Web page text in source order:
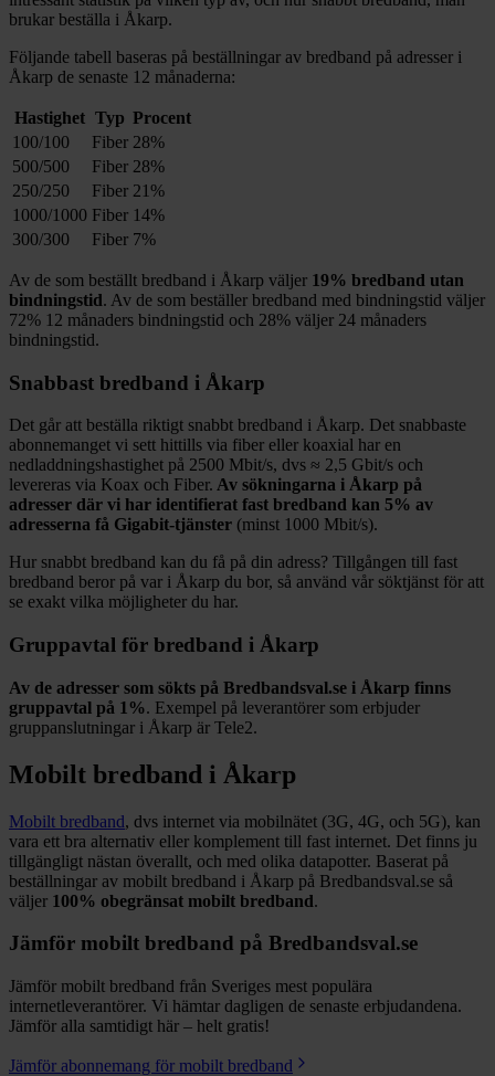
brukar beställa i Åkarp.
Följande tabell baseras på beställningar av bredband på adresser i
Åkarp de senaste 12 månaderna:
Hastighet Typ Procent
100/100
Fiber 28%
500/500
Fiber 28%
250/250
Fiber 21%
1000/1000 Fiber 14%
300/300
Fiber 7%
Av de som beställt bredband i Åkarp väljer 19% bredband utan
bindningstid. Av de som beställer bredband med bindningstid väljer
72% 12 månaders bindningstid och 28% väljer 24 månaders
bindningstid.
Snabbast bredband i Åkarp
Det går att beställa riktigt snabbt bredband i Åkarp. Det snabbaste
abonnemanget vi sett hittills via fiber eller koaxial har en
nedladdningshastighet på 2500 Mbit/s, dvs ≈ 2,5 Gbit/s och
levereras via Koax och Fiber. Av sökningarna i Åkarp på
adresser där vi har identifierat fast bredband kan 5% av
adresserna få Gigabit-tjänster (minst 1000 Mbit/s).
Hur snabbt bredband kan du få på din adress? Tillgången till fast
bredband beror på var i Åkarp du bor, så använd vår söktjänst för att
se exakt vilka möjligheter du har.
Gruppavtal för bredband i Åkarp
Av de adresser som sökts på Bredbandsval.se i Åkarp finns
gruppavtal på 1%. Exempel på leverantörer som erbjuder
gruppanslutningar i Åkarp är Tele2.
Mobilt bredband i Åkarp
Mobilt bredband, dvs internet via mobilnätet (3G, 4G, och 5G), kan
vara ett bra alternativ eller komplement till fast internet. Det finns ju
tillgängligt nästan överallt, och med olika datapotter. Baserat på
beställningar av mobilt bredband i Åkarp på Bredbandsval.se så
väljer 100% obegränsat mobilt bredband.
Jämför mobilt bredband på Bredbandsval.se
Jämför mobilt bredband från Sveriges mest populära
internetleverantörer. Vi hämtar dagligen de senaste erbjudandena.
Jämför alla samtidigt här – helt gratis!
Jämför abonnemang för mobilt bredband